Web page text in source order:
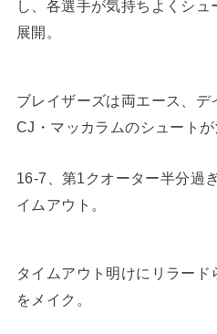
し、各選手が気持ちよくシ
展開。
ブレイザーズは両エース、デ
CJ・マッカラムのシュートが
16-7、第1クオーター半分過
イムアウト。
タイムアウト明けにリラー
をメイク。